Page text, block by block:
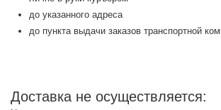
до указанного адреса
до пункта выдачи заказов транспортной
Доставка не осуществляется: